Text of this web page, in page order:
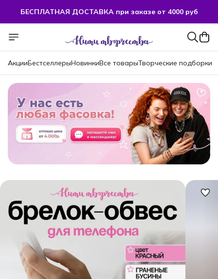
БЕСПЛАТНАЯ ДОСТАВКА при заказе от 4000 руб
БЕСПЛАТНАЯ ДОСТАВКА при заказе от 4000 руб
АкцииБестселлерыНовинкиВсе товарыТворческие подборки